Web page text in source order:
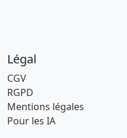
Légal
CGV
RGPD
Mentions légales
Pour les IA